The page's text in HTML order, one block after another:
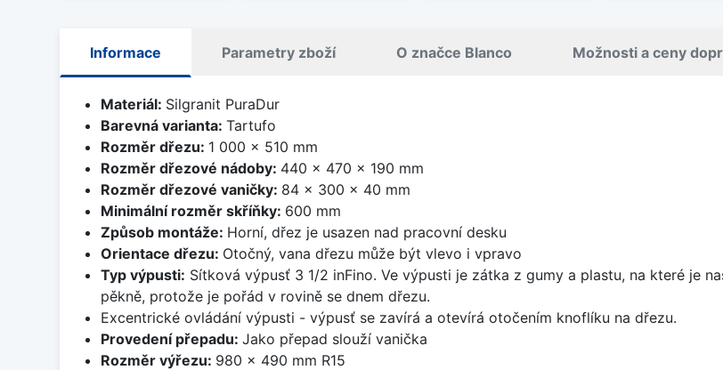
Informace Parametry zboží O značce Blanco Možnosti a ceny
Materiál: Silgranit PuraDur
Barevná varianta: Tartufo
Rozměr dřezu: 1 000 x 510 mm
Rozměr dřezové nádoby: 440 x 470 x 190 mm
Rozměr dřezové vaničky: 84 x 300 x 40 mm
Minimální rozměr skříňky: 600 mm
Způsob montáže: Horní, dřez je usazen nad pracovní desku
Orientace dřezu: Otočný, vana dřezu může být vlevo i vpravo
Typ výpusti: Sítková výpusť 3 1/2 inFino. Ve výpusti je zátka z gumy a plastu, na které je
pěkně, protože je pořád v rovině se dnem dřezu.
Excentrické ovládání výpusti - výpusť se zavírá a otevírá otočením knoflíku na dřezu.
Provedení přepadu: Jako přepad slouží vanička
Rozměr výřezu: 980 x 490 mm R15